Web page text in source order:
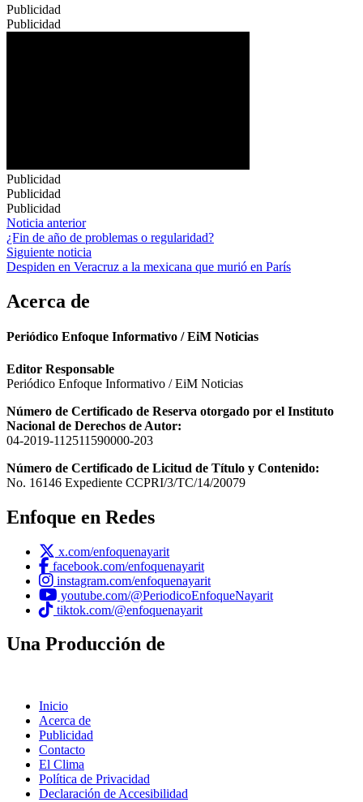
Publicidad
Publicidad
Publicidad
Publicidad
Publicidad
Navegación
de
entradas
Noticia anterior
¿Fin de año de problemas o regularidad?
Siguiente noticia
Despiden en Veracruz a la mexicana que murió en París
Acerca de
Periódico Enfoque Informativo / EiM Noticias
Editor Responsable
Periódico Enfoque Informativo / EiM Noticias
Número de Certificado de Reserva otorgado por el Instituto
Nacional de Derechos de Autor:
04-2019-112511590000-203
Número de Certificado de Licitud de Título y Contenido:
No. 16146 Expediente CCPRI/3/TC/14/20079
Enfoque en Redes
x.com/enfoquenayarit
facebook.com/enfoquenayarit
instagram.com/enfoquenayarit
youtube.com/@PeriodicoEnfoqueNayarit
tiktok.com/@enfoquenayarit
Una Producción de
Inicio
Acerca de
Publicidad
Contacto
El Clima
Política de Privacidad
Declaración de Accesibilidad